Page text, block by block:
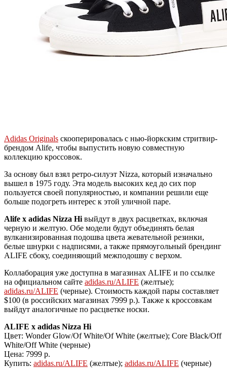
Adidas Originals скооперировалась с нью-йоркским стритвир-
брендом Alife, чтобы выпустить новую совместную
коллекцию кроссовок.
За основу был взял ретро-силуэт Nizza, который изначально
вышел в 1975 году. Эта модель высоких кед до сих пор
пользуется своей популярностью, и компании решили еще
больше подогреть интерес к этой уличной паре.
Alife x adidas Nizza Hi выйдут в двух расцветках, включая
черную и желтую. Обе модели будут объединять белая
вулканизированная подошва цвета жевательной резинки,
белые шнурки с надписями, а также прямоугольный брендинг
ALIFE сбоку, соединяющий межподошву с верхом.
Коллаборация уже доступна в магазинах ALIFE и по ссылке
на официальном сайте adidas.ru/ALIFE (желтые);
adidas.ru/ALIFE (черные). Стоимость каждой пары составляет
$100 (в российских магазинах 7999 р.). Также к кроссовкам
выйдут аналогичные по расцветке носки.
ALIFE x adidas Nizza Hi
Цвет: Wonder Glow/Of White/Of White (желтые); Core Black/Off
White/Off White (черные)
Цена: 7999 р.
Купить: adidas.ru/ALIFE (желтые); adidas.ru/ALIFE (черные)